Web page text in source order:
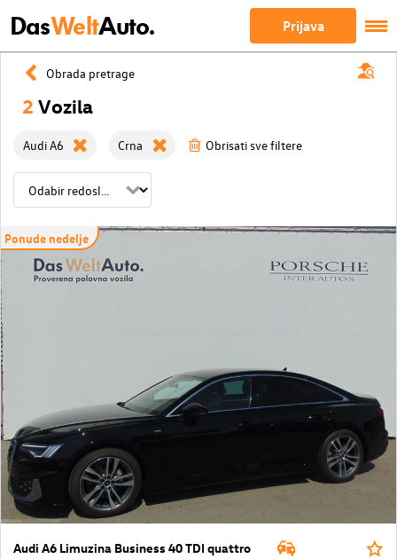
DasWeltAuto. Prijava
Obrada pretrage
2 Vozila
Audi A6 Crna Obrisati sve filtere
Ponude nedelje
Audi A6 Limuzina Business 40 TDI quattro